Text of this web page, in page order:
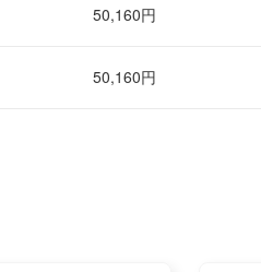
50,160円
50,160円